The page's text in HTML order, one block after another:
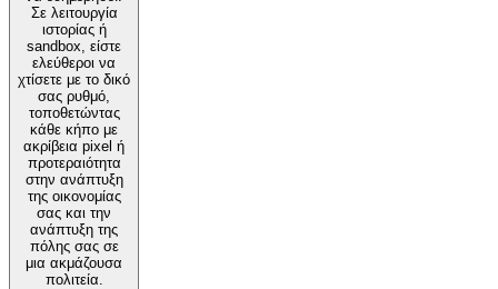
Σε λειτουργία
ιστορίας ή
sandbox, είστε
ελεύθεροι να
χτίσετε με το δικό
σας ρυθμό,
τοποθετώντας
κάθε κήπο με
ακρίβεια pixel ή
προτεραιότητα
στην ανάπτυξη
της οικονομίας
σας και την
ανάπτυξη της
πόλης σας σε
μια ακμάζουσα
πολιτεία.